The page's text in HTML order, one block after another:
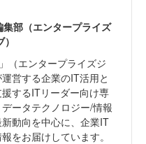
部（エンタープライズ
（エンタープライズジ
営する企業のIT活用と
するITリーダー向け専
ータテクノロジー/情報
動向を中心に、企業IT
をお届けしています。